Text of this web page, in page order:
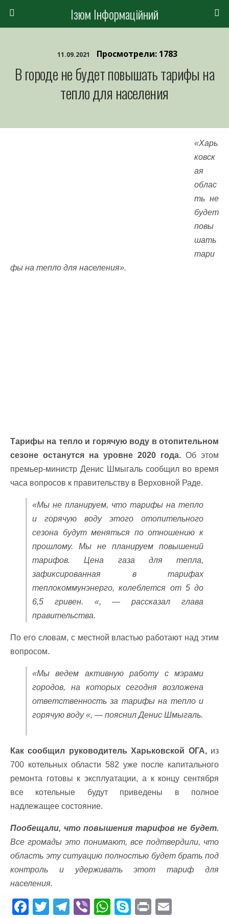
Ізюм Інформаційний
11.09.2021 Просмотрели: 1783
В городе не будет повышать тарифы на
тепло для населения
«Харь
ковск
ая
облас
ть не
будет
повы
шать
тари
фы на тепло для населения».
Тарифы на тепло и горячую воду в отопительном
сезоне останутся на уровне 2020 года. Об этом
премьер-министр Денис Шмыгаль сообщил во время
часа вопросов к правительству в Верховной Раде.
«Мы не планируем, что тарифы на тепло
и горячую воду этого отопительного
сезона будут меняться по отношению к
прошлому. Мы не планируем повышений
тарифов. Цена газа для тепла,
зафиксированная в тарифах
теплокоммунэнерго, колеблется от 5 до
6,5 гривен. «, — рассказал глава
правительства.
По его словам, с местной властью работают над этим
вопросом.
«Мы ведем активную работу с мэрами
городов, на которых сегодня возложена
ответственность за тарифы на тепло и
горячую воду «, — пояснил Денис Шмыгаль.
Как сообщил руководитель Харьковской ОГА,из
700 котельных области 582 уже после капитального
ремонта готовы к эксплуатации, а к концу сентября
все котельные будут приведены в полное
надлежащее состояние.
Пообещали, что повышения тарифов не будет.
Все громады это понимают, все подтвердили, что
область эту ситуацию полностью будет брать под
контроль и удерживать этот тариф для
населения.
F T T Vi W S Pr